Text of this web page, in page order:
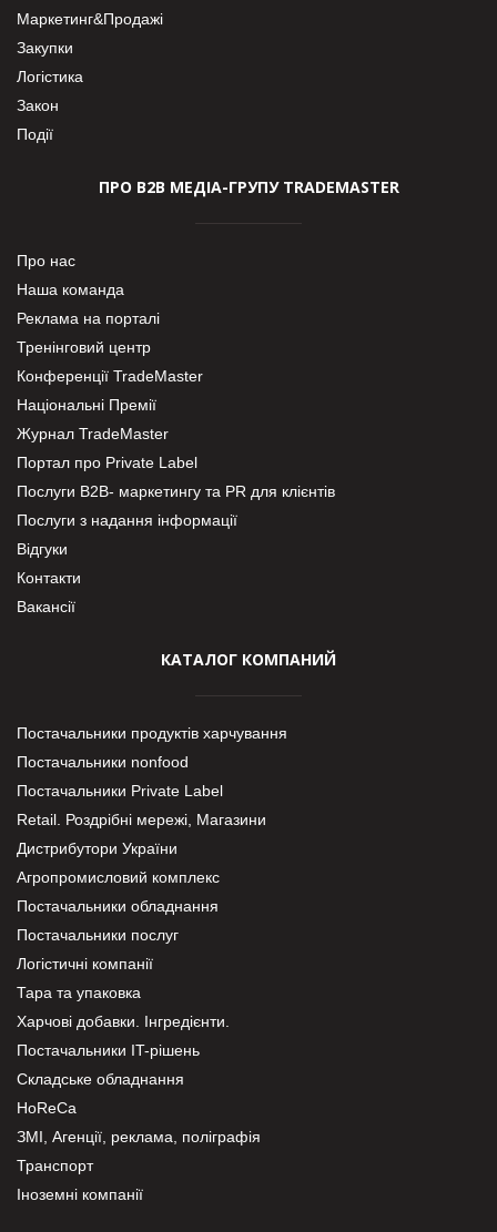
Маркетинг&Продажі
Закупки
Логістика
Закон
Події
ПРО В2В МЕДІА-ГРУПУ TRADEMASTER
Про нас
Наша команда
Реклама на порталі
Тренінговий центр
Конференції TradeMaster
Національні Премії
Журнал TradeMaster
Портал про Private Label
Послуги В2В- маркетингу та PR для клієнтів
Послуги з надання інформації
Відгуки
Контакти
Вакансії
КАТАЛОГ КОМПАНИЙ
Постачальники продуктів харчування
Постачальники nonfood
Постачальники Private Label
Retail. Роздрібні мережі, Магазини
Дистрибутори України
Агропромисловий комплекс
Постачальники обладнання
Постачальники послуг
Логістичні компанії
Тара та упаковка
Харчові добавки. Інгредієнти.
Постачальники IT-рішень
Складське обладнання
HoReCa
ЗМІ, Агенції, реклама, поліграфія
Транспорт
Іноземні компанії